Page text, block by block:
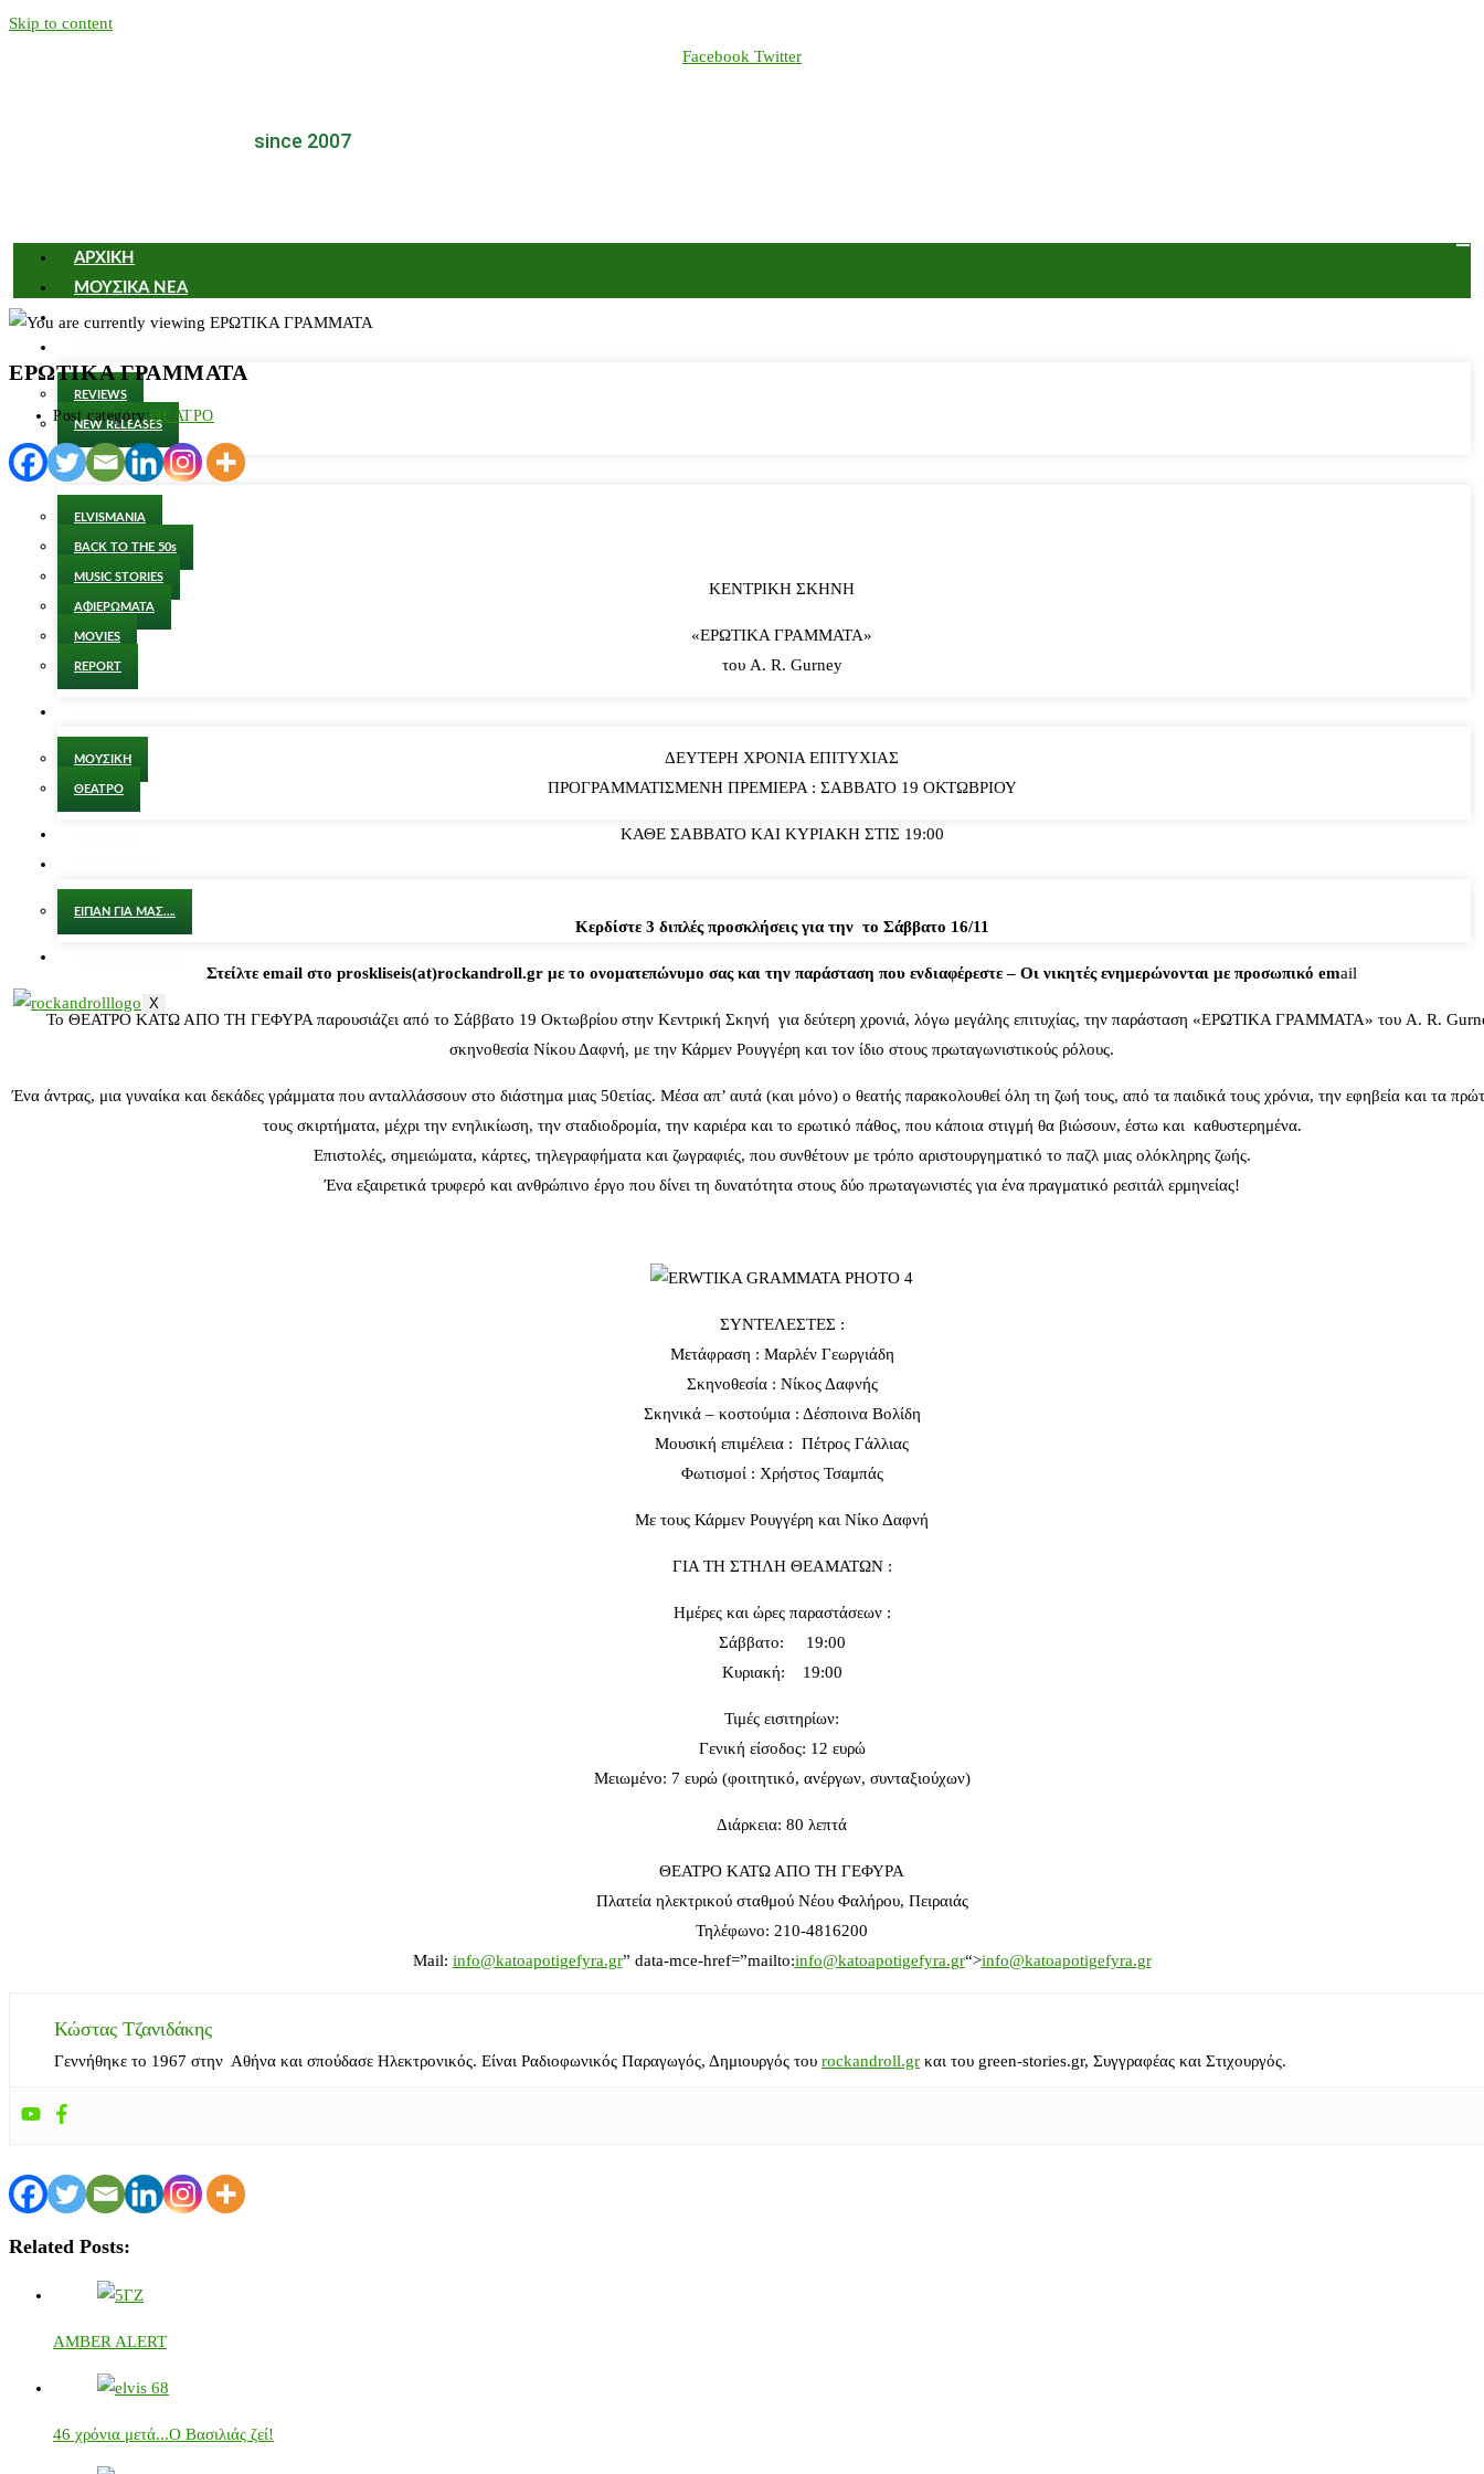
Skip to content
Facebook Twitter
since 2007
ΑΡΧΙΚΗ
ΜΟΥΣΙΚΑ ΝΕΑ
NEW RELEASES
REVIEWS
NEW RELEASES
FLASH BACK
ELVISMANIA
BACK TO THE 50s
MUSIC STORIES
ΑΦΙΕΡΩΜΑΤΑ
MOVIES
REPORT
ΜΟΥΣΙΚΗ
ΘΕΑΤΡΟ
ΕΙΠΑΝ ΓΙΑ ΜΑΣ….
X
ΕΡΩΤΙΚΑ ΓΡΑΜΜΑΤΑ
Post category:ΘΕΑΤΡΟ
ΚΕΝΤΡΙΚΗ ΣΚΗΝΗ
«ΕΡΩΤΙΚΑ ΓΡΑΜΜΑΤΑ»
του A. R. Gurney
ΔΕΥΤΕΡΗ ΧΡΟΝΙΑ ΕΠΙΤΥΧΙΑΣ
ΠΡΟΓΡΑΜΜΑΤΙΣΜΕΝΗ ΠΡΕΜΙΕΡΑ : ΣΑΒΒΑΤΟ 19 ΟΚΤΩΒΡΙΟΥ
ΚΑΘΕ ΣΑΒΒΑΤΟ ΚΑΙ ΚΥΡΙΑΚΗ ΣΤΙΣ 19:00
Κερδίστε 3 διπλές προσκλήσεις για την το Σάββατο 16/11
Στείλτε email στο proskliseis(at)rockandroll.gr με το ονοματεπώνυμο σας και την παράσταση που ενδιαφέρεστε – Οι νικητές ενημερώνονται με προσωπικό email
Το ΘΕΑΤΡΟ ΚΑΤΩ ΑΠΟ ΤΗ ΓΕΦΥΡΑ παρουσιάζει από το Σάββατο 19 Οκτωβρίου στην Κεντρική Σκηνή για δεύτερη χρονιά, λόγω μεγάλης επιτυχίας, την παράσταση «ΕΡΩΤΙΚΑ ΓΡΑΜΜΑΤΑ» του A. R.
σκηνοθεσία Νίκου Δαφνή, με την Κάρμεν Ρουγγέρη και τον ίδιο στους πρωταγωνιστικούς ρόλους.
Ένα άντρας, μια γυναίκα και δεκάδες γράμματα που ανταλλάσσουν στο διάστημα μιας 50ετίας. Μέσα απ’ αυτά (και μόνο) ο θεατής παρακολουθεί όλη τη ζωή τους, από τα παιδικά τους χρόνια, την εφηβεία και τα
τους σκιρτήματα, μέχρι την ενηλικίωση, την σταδιοδρομία, την καριέρα και το ερωτικό πάθος, που κάποια στιγμή θα βιώσουν, έστω και καθυστερημένα.
Επιστολές, σημειώματα, κάρτες, τηλεγραφήματα και ζωγραφιές, που συνθέτουν με τρόπο αριστουργηματικό το παζλ μιας ολόκληρης ζωής.
Ένα εξαιρετικά τρυφερό και ανθρώπινο έργο που δίνει τη δυνατότητα στους δύο πρωταγωνιστές για ένα πραγματικό ρεσιτάλ ερμηνείας!
ΣΥΝΤΕΛΕΣΤΕΣ :
Μετάφραση : Μαρλέν Γεωργιάδη
Σκηνοθεσία : Νίκος Δαφνής
Σκηνικά – κοστούμια : Δέσποινα Βολίδη
Μουσική επιμέλεια : Πέτρος Γάλλιας
Φωτισμοί : Χρήστος Τσαμπάς
Με τους Κάρμεν Ρουγγέρη και Νίκο Δαφνή
ΓΙΑ ΤΗ ΣΤΗΛΗ ΘΕΑΜΑΤΩΝ :
Ημέρες και ώρες παραστάσεων :
Σάββατο: 19:00
Κυριακή: 19:00
Τιμές εισιτηρίων:
Γενική είσοδος: 12 ευρώ
Μειωμένο: 7 ευρώ (φοιτητικό, ανέργων, συνταξιούχων)
Διάρκεια: 80 λεπτά
ΘΕΑΤΡΟ ΚΑΤΩ ΑΠΟ ΤΗ ΓΕΦΥΡΑ
Πλατεία ηλεκτρικού σταθμού Νέου Φαλήρου, Πειραιάς
Τηλέφωνο: 210-4816200
Mail: info@katoapotigefyra.gr” data-mce-href=”mailto:info@katoapotigefyra.gr“>info@katoapotigefyra.gr
Κώστας Τζανιδάκης
Γεννήθηκε το 1967 στην Αθήνα και σπούδασε Ηλεκτρονικός. Είναι Ραδιοφωνικός Παραγωγός, Δημιουργός του rockandroll.gr και του green-stories.gr, Συγγραφέας και Στιχουργός.
Related Posts:
AMBER ALERT
46 χρόνια μετά...Ο Βασιλιάς ζεί!